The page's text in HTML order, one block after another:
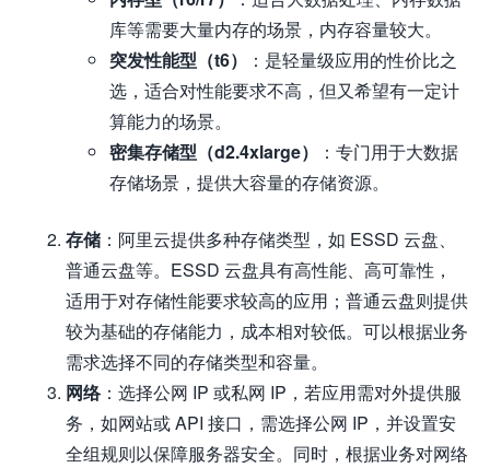
库等需要大量内存的场景，内存容量较大。
突发性能型（t6）
：是轻量级应用的性价比之
选，适合对性能要求不高，但又希望有一定计
算能力的场景。
密集存储型（d2.4xlarge）
：专门用于大数据
存储场景，提供大容量的存储资源。
存储 ：阿里云提供多种存储类型，如 ESSD 云盘、
普通云盘等。ESSD 云盘具有高性能、高可靠性，
适用于对存储性能要求较高的应用；普通云盘则提供
较为基础的存储能力，成本相对较低。可以根据业务
需求选择不同的存储类型和容量。
网络：选择公网 IP 或私网 IP，若应用需对外提供服
务，如网站或 API 接口，需选择公网 IP，并设置安
全组规则以保障服务器安全。同时，根据业务对网络